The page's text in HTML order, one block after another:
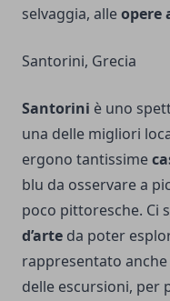
selvaggia, alleopere
Santorini, Grecia
Santorini è uno
una delle migliori
ergono tantissime
blu da osservare a
poco pittoresche. Ci
d’arte da poter
rappresentato anche
delle escursioni, per